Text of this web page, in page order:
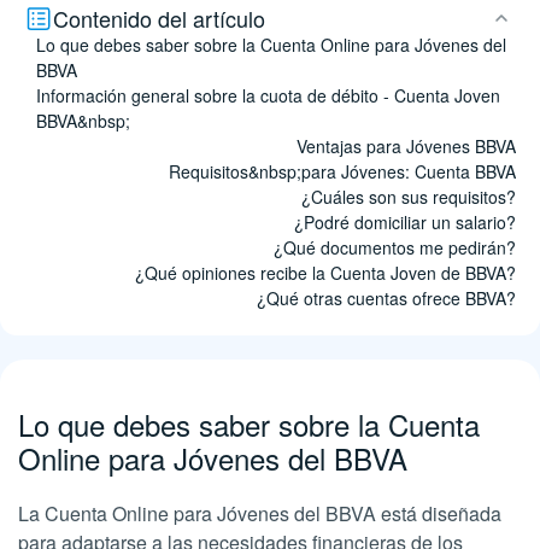
Contenido del artículo
Lo que debes saber sobre la Cuenta Online para Jóvenes del
BBVA
Información general sobre la cuota de débito - Cuenta Joven
BBVA&nbsp;
Ventajas para Jóvenes BBVA
Requisitos&nbsp;para Jóvenes: Cuenta BBVA
¿Cuáles son sus requisitos?
¿Podré domiciliar un salario?
¿Qué documentos me pedirán?
¿Qué opiniones recibe la Cuenta Joven de BBVA?
¿Qué otras cuentas ofrece BBVA?
Lo que debes saber sobre la Cuenta
Online para Jóvenes del BBVA
La Cuenta Online para Jóvenes del BBVA está diseñada
para adaptarse a las necesidades financieras de los